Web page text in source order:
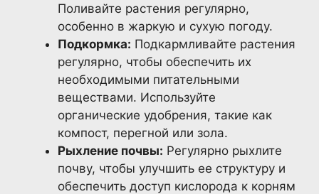
Поливайте растения регулярно,
особенно в жаркую и сухую погоду.
Подкормка: Подкармливайте растения
регулярно, чтобы обеспечить их
необходимыми питательными
веществами. Используйте
органические удобрения, такие как
компост, перегной или зола.
Рыхление почвы: Регулярно рыхлите
почву, чтобы улучшить ее структуру и
обеспечить доступ кислорода к корням